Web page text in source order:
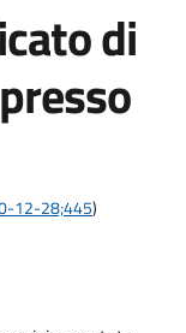
di
12-28;445)